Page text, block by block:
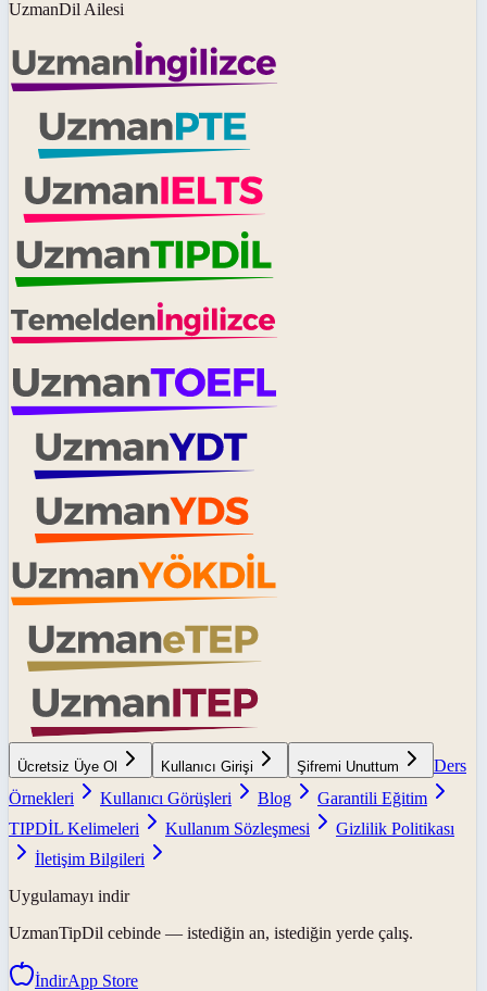
UzmanDil Ailesi
Ücretsiz Üye Ol Kullanıcı Girişi Şifremi Unuttum
Ders
Örnekleri
Kullanıcı Görüşleri Blog
Garantili Eğitim
TIPDİL Kelimeleri
Kullanım Sözleşmesi
Gizlilik Politikası
İletişim Bilgileri
Uygulamayı indir
UzmanTipDil cebinde — istediğin an, istediğin yerde çalış.
İndirApp Store